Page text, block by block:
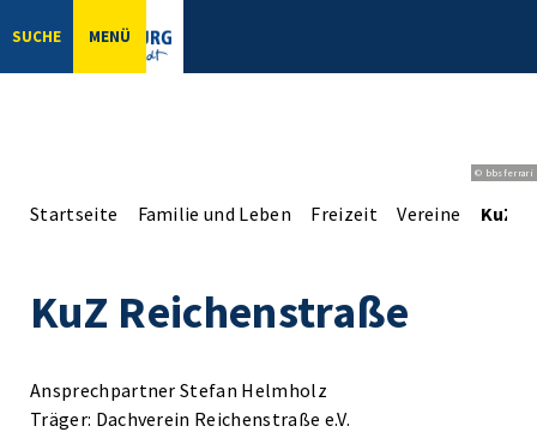
SUCHE MENÜ
© bbsferrari
Startseite Familie und Leben Freizeit Vereine KuZ
KuZ Reichenstraße
Ansprechpartner Stefan Helmholz
Träger: Dachverein Reichenstraße e.V.